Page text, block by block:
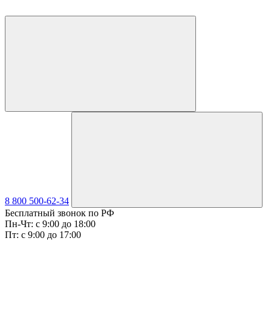
8 800 500-62-34
Бесплатный звонок по РФ
Пн-Чт: с 9:00 до 18:00
Пт: с 9:00 до 17:00